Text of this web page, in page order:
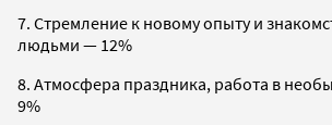
7. Стремление к новому опыту и
людьми — 12%
8. Атмосфера праздника, работа в
9%